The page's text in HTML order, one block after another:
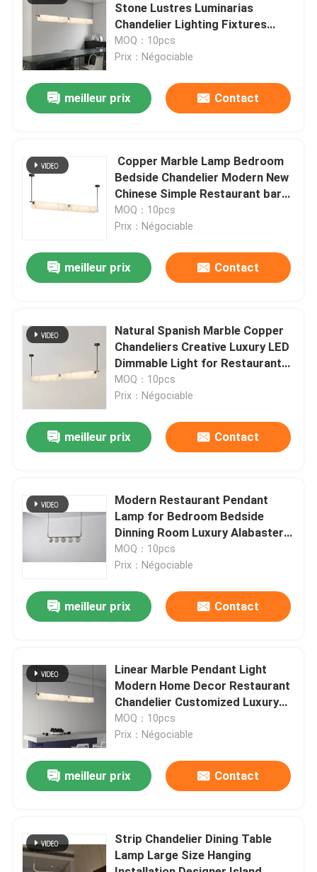
Produits
À propos de nous
Visite de l'usine
Nous contacter
Le blog
Demandez un devis
Chandeliers sur mesure
Stone Lustres Luminarias
Chandelier Lighting Fixtures
Linear Horizontal Pendant Lamp
for Hall
MOQ：10pcs
Prix：Négociable
meilleur prix Contact
Copper Marble Lamp Bedroom
Bedside Chandelier Modern New
Chinese Simple Restaurant bar
Long Barrel Designer Pendant
Light
MOQ：10pcs
Prix：Négociable
meilleur prix Contact
Natural Spanish Marble Copper
Chandeliers Creative Luxury LED
Dimmable Light for Restaurant
Hotel Bar Available in Middle
Sizes
MOQ：10pcs
Prix：Négociable
meilleur prix Contact
Modern Restaurant Pendant
Lamp for Bedroom Bedside
Dinning Room Luxury Alabaster
Marble Ball Pendant Light
MOQ：10pcs
Prix：Négociable
meilleur prix Contact
Linear Marble Pendant Light
Modern Home Decor Restaurant
Chandelier Customized Luxury
Alabaster Lamp
MOQ：10pcs
Prix：Négociable
meilleur prix Contact
Strip Chandelier Dining Table
Lamp Large Size Hanging